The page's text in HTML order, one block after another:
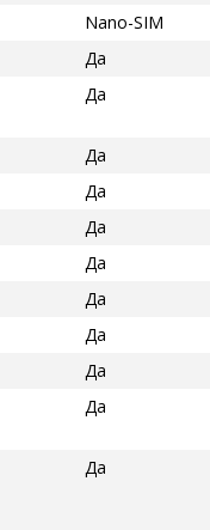
Nano-SIM
Да
Да
Да
Да
Да
Да
Да
Да
Да
Да
Да